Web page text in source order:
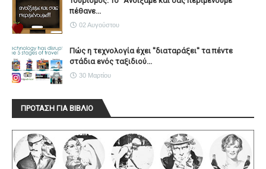
πέθανε...
02 Αυγούστου
Πώς η τεχνολογία έχει ''διαταράξει'' τα πέντε
στάδια ενός ταξιδιού...
30 Μαρτίου
ΠΡΟΤΑΣΗ ΓΙΑ ΒΙΒΛΙΟ